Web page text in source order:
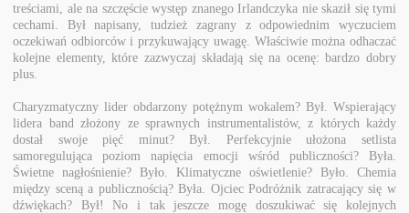
treściami, ale na szczęście występ znanego Irlandczyka nie skaził się tymi
cechami. Był napisany, tudzież zagrany z odpowiednim wyczuciem
oczekiwań odbiorców i przykuwający uwagę. Właściwie można odhaczać
kolejne elementy, które zazwyczaj składają się na ocenę: bardzo dobry
plus.
Charyzmatyczny lider obdarzony potężnym wokalem? Był. Wspierający
lidera band złożony ze sprawnych instrumentalistów, z których każdy
dostał swoje pięć minut? Był. Perfekcyjnie ułożona setlista
samoregulująca poziom napięcia emocji wśród publiczności? Była.
Świetne nagłośnienie? Było. Klimatyczne oświetlenie? Było. Chemia
między sceną a publicznością? Była. Ojciec Podróżnik zatracający się w
dźwiękach? Był! No i tak jeszcze mogę doszukiwać się kolejnych